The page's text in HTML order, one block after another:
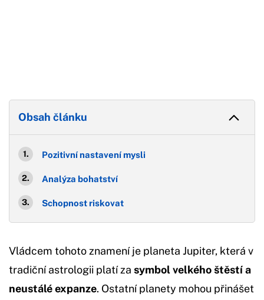
Obsah článku
Pozitivní nastavení mysli
Analýza bohatství
Schopnost riskovat
Vládcem tohoto znamení je planeta Jupiter, která v
tradiční astrologii platí za symbol velkého štěstí a
neustálé expanze. Ostatní planety mohou přinášet